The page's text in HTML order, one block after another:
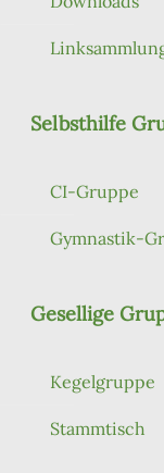
Selbsthilfe
CI-Gruppe
Gymnastik-
Gesellige
Kegelgruppe
Stammtisch